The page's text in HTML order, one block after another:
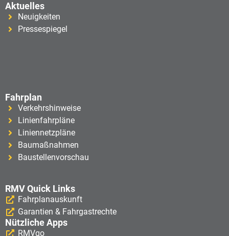
Aktuelles
Neuigkeiten
Pressespiegel
Fahrplan
Verkehrshinweise
Linienfahrpläne
Liniennetzpläne
Baumaßnahmen
Baustellenvorschau
RMV Quick Links
Fahrplanauskunft
Garantien & Fahrgastrechte
Nützliche Apps
RMVgo